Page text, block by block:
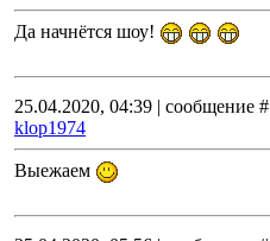
Да начнётся шоу!
25.04.2020, 04:39 | сообщение #
klop1974
Выежаем